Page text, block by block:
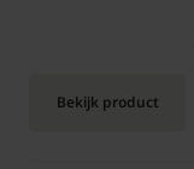
Bekijk product